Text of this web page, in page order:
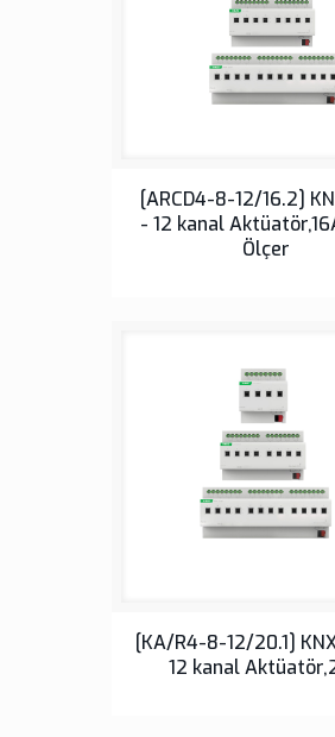
Sensörler
[ARCD4-8-12/16.2]
- 12 kanal
Ölçer
Sensörler
[KA/R4-8-12/20.1]
12 kanal